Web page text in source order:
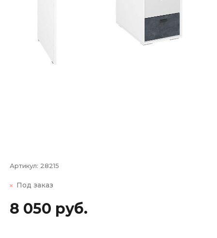
Артикул: 28215
Под заказ
8 050 руб.